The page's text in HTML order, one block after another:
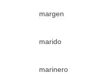
margen
marido
marinero